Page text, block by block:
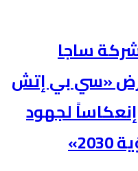
ساجا
«سي بي إتش
لجهود